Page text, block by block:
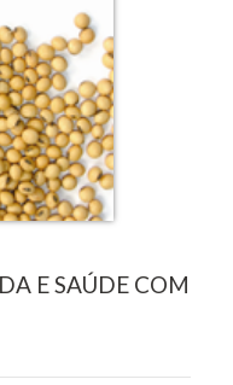
E SAÚDE COM